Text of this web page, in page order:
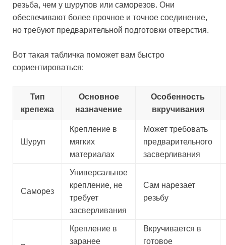
резьба, чем у шурупов или саморезов. Они
обеспечивают более прочное и точное соединение,
но требуют предварительной подготовки отверстия.
Вот такая табличка поможет вам быстро
сориентироваться:
Тип
крепежа
Основное
назначение
Особенность
вкручивания
Шуруп
Крепление в
мягких
материалах
Может требовать
предварительного
засверливания
Саморез
Универсальное
крепление, не
требует
засверливания
Сам нарезает
резьбу
Крепление в
заранее
Вкручивается в
готовое